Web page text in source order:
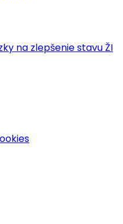
na zlepšenie stavu ŽI